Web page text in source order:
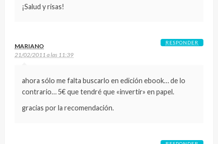
¡Salud y risas!
MARIANO
21/02/2011 a las 11:39
ahora sólo me falta buscarlo en edición ebook… de lo
contrario… 5€ que tendré que «invertir» en papel.
gracias por la recomendación.
RESPONDER